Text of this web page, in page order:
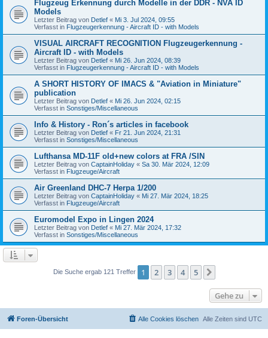
Flugzeug Erkennung durch Modelle in der DDR - NVA ID
Models
Letzter Beitrag von Detlef « Mi 3. Jul 2024, 09:55
Verfasst in Flugzeugerkennung - Aircraft ID - with Models
VISUAL AIRCRAFT RECOGNITION Flugzeugerkennung -
Aircraft ID - with Models
Letzter Beitrag von Detlef « Mi 26. Jun 2024, 08:39
Verfasst in Flugzeugerkennung - Aircraft ID - with Models
A SHORT HISTORY OF IMACS & "Aviation in Miniature"
publication
Letzter Beitrag von Detlef « Mi 26. Jun 2024, 02:15
Verfasst in Sonstiges/Miscellaneous
Info & History - Ron´s articles in facebook
Letzter Beitrag von Detlef « Fr 21. Jun 2024, 21:31
Verfasst in Sonstiges/Miscellaneous
Lufthansa MD-11F old+new colors at FRA /SIN
Letzter Beitrag von CaptainHoliday « Sa 30. Mär 2024, 12:09
Verfasst in Flugzeuge/Aircraft
Air Greenland DHC-7 Herpa 1/200
Letzter Beitrag von CaptainHoliday « Mi 27. Mär 2024, 18:25
Verfasst in Flugzeuge/Aircraft
Euromodel Expo in Lingen 2024
Letzter Beitrag von Detlef « Mi 27. Mär 2024, 17:32
Verfasst in Sonstiges/Miscellaneous
Die Suche ergab 121 Treffer 1 2 3 4 5
Gehe zu
Foren-Übersicht Alle Zeiten sind UTC
Alle Cookies löschen